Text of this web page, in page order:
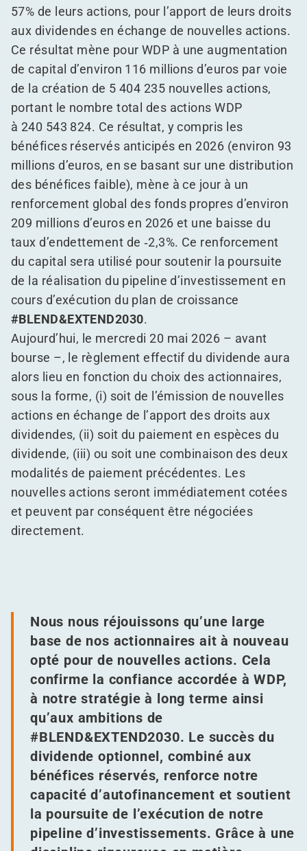
57% de leurs actions, pour l’apport de leurs droits
aux dividendes en échange de nouvelles actions.
Ce résultat mène pour WDP à une augmentation
de capital d’environ 116 millions d’euros par voie
de la création de 5 404 235 nouvelles actions,
portant le nombre total des actions WDP
à 240 543 824. Ce résultat, y compris les
bénéfices réservés anticipés en 2026 (environ 93
millions d’euros, en se basant sur une distribution
des bénéfices faible), mène à ce jour à un
renforcement global des fonds propres d’environ
209 millions d’euros en 2026 et une baisse du
taux d’endettement de ‑2,3%. Ce renforcement
du capital sera utilisé pour soutenir la poursuite
de la réalisation du pipeline d’investissement en
cours d’exécution du plan de croissance
#BLEND&EXTEND2030.
Aujourd’hui, le mercredi 20 mai 2026 – avant
bourse –, le règlement effectif du dividende aura
alors lieu en fonction du choix des actionnaires,
sous la forme, (i) soit de l’émission de nouvelles
actions en échange de l’apport des droits aux
dividendes, (ii) soit du paiement en espèces du
dividende, (iii) ou soit une combinaison des deux
modalités de paiement précédentes. Les
nouvelles actions seront immédiatement cotées
et peuvent par conséquent être négociées
directement.
Nous nous réjouissons qu’une large
base de nos actionnaires ait à nouveau
opté pour de nouvelles actions. Cela
confirme la confiance accordée à WDP,
à notre stratégie à long terme ainsi
qu’aux ambitions de
#BLEND&EXTEND2030. Le succès du
dividende optionnel, combiné aux
bénéfices réservés, renforce notre
capacité d’autofinancement et soutient
la poursuite de l’exécution de notre
pipeline d’investissements. Grâce à une